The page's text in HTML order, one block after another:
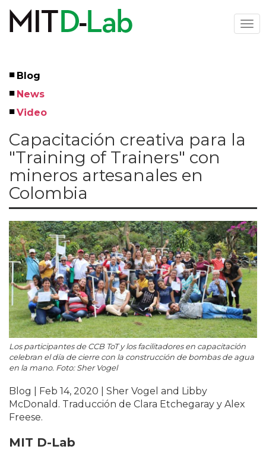
main
Left
Menu
Blog
News
Video
Capacitación creativa para la
"Training of Trainers" con
mineros artesanales en
Colombia
Los participantes de CCB ToT y los facilitadores en capacitación
celebran el día de cierre con la construcción de bombas de agua
en la mano. Foto: Sher Vogel
Blog | Feb 14, 2020 | Sher Vogel and Libby
McDonald. Traducción de Clara Etchegaray y Alex
Freese.
MIT D-Lab